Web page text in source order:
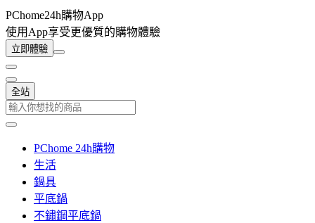
PChome24h購物App
使用App享受更優質的購物體驗
立即體驗
全站
PChome 24h購物
生活
鍋具
平底鍋
不鏽鋼平底鍋